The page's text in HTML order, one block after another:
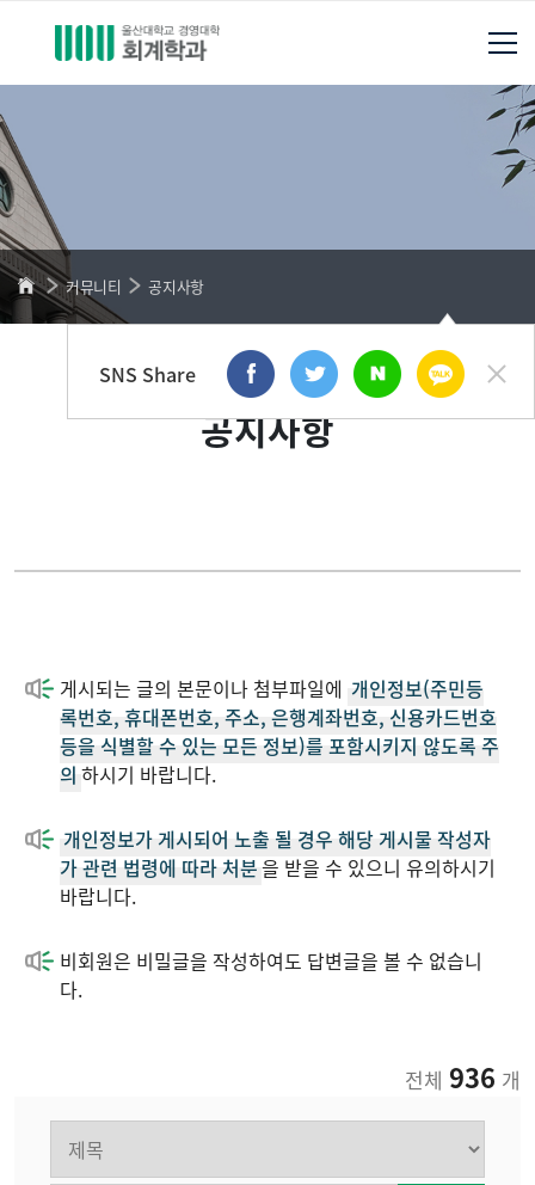
커뮤니티 공지사항
SNS Share
공지사항
게시되는 글의 본문이나 첨부파일에 개인정보(주민등
록번호, 휴대폰번호, 주소, 은행계좌번호, 신용카드번호
등을 식별할 수 있는 모든 정보)를 포함시키지 않도록 주
의 하시기 바랍니다.
개인정보가 게시되어 노출 될 경우 해당 게시물 작성자
가 관련 법령에 따라 처분을 받을 수 있으니 유의하시기
바랍니다.
비회원은 비밀글을 작성하여도 답변글을 볼 수 없습니
다.
전체 936 개